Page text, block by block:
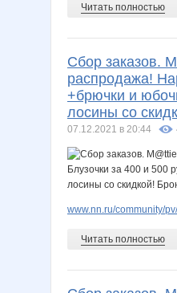
Читать полностью
Сбор заказов.
распродажа!
+брючки и
лосины со
07.12.2021 в 20:44
www.nn.ru/community/
Читать полностью